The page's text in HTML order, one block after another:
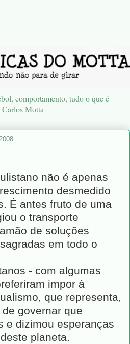
comportamento, tudo o que é
Motta
não é apenas
desmedido
É antes fruto de uma
o transporte
de soluções
em todo o
- com algumas
impor à
que representa,
governar que
e dizimou esperanças
planeta.